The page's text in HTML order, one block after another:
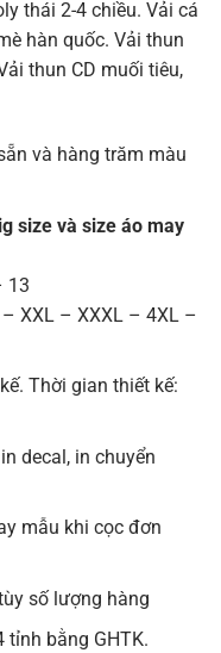
thái 2-4 chiều. Vải cá
hàn quốc. Vải thun
thun CD muối tiêu,
và hàng trăm màu
size và size áo may
13
XXL – XXXL – 4XL –
Thời gian thiết kế:
decal, in chuyển
mẫu khi cọc đơn
số lượng hàng
tỉnh bằng GHTK.